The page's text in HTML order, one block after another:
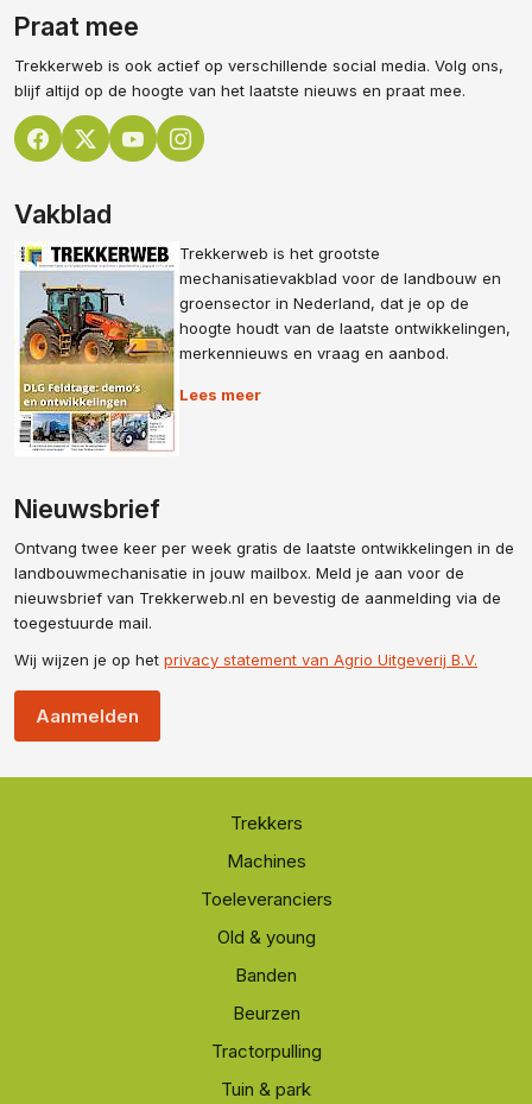
Praat mee
Trekkerweb is ook actief op verschillende social media. Volg ons,
blijf altijd op de hoogte van het laatste nieuws en praat mee.
Vakblad
Trekkerweb is het grootste
mechanisatievakblad voor de landbouw en
groensector in Nederland, dat je op de
hoogte houdt van de laatste ontwikkelingen,
merkennieuws en vraag en aanbod.
Lees meer
Nieuwsbrief
Ontvang twee keer per week gratis de laatste ontwikkelingen in de
landbouwmechanisatie in jouw mailbox. Meld je aan voor de
nieuwsbrief van Trekkerweb.nl en bevestig de aanmelding via de
toegestuurde mail.
Wij wijzen je op het privacy statement van Agrio Uitgeverij B.V.
Aanmelden
Trekkers
Machines
Toeleveranciers
Old & young
Banden
Beurzen
Tractorpulling
Tuin & park